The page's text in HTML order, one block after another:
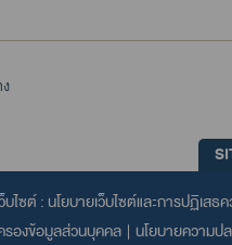
บไซต์ : นโยบายเว็บไซต์และการปฏิเสธ
รองข้อมูลส่วนบุคคล | นโยบายความ